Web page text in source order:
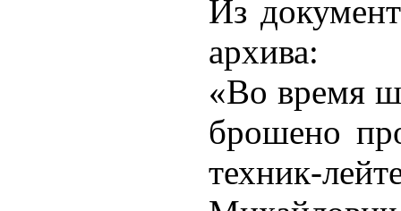
Из
архива:
«Во время
брошено
техник-